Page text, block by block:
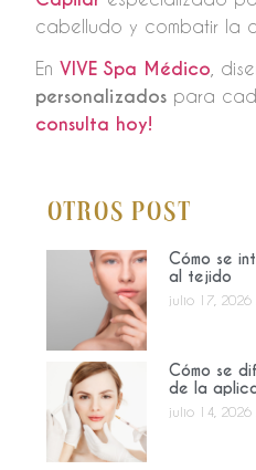
Otros Post
Cómo se
al tejido
julio 17, 2026
Cómo se
de la
julio 14, 2026
cabelludo y combatir la
En VIVE Spa Médico ,
personalizados para
consulta hoy!